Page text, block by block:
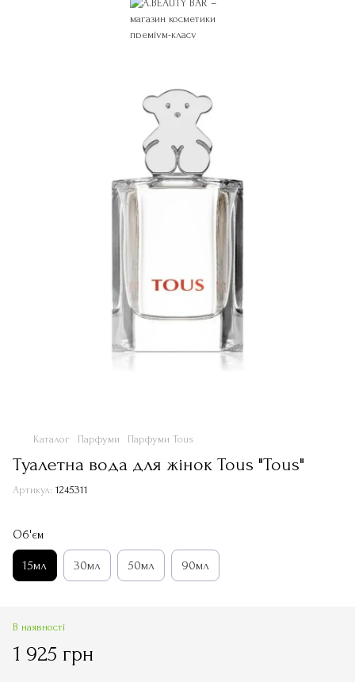
Каталог Парфуми Парфуми Tous
Туалетна вода для жінок Tous "Tous"
Артикул: 1245311
Об'єм
15мл 30мл 50мл 90мл
В наявності
1 925 грн